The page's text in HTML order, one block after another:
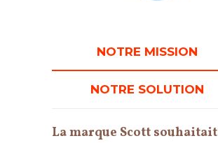
NOTRE MISSION
NOTRE SOLUTION
La marque Scott souhaitait